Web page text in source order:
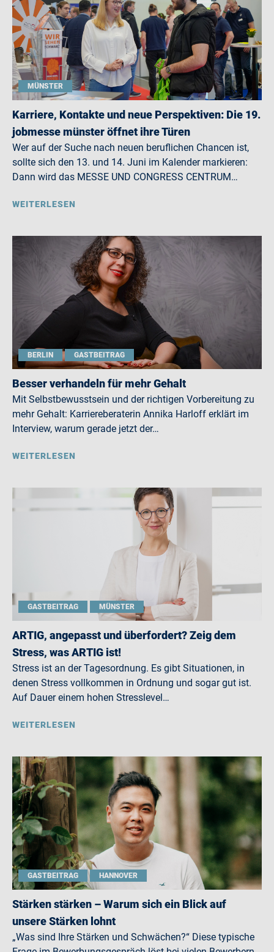
MÜNSTER
Karriere, Kontakte und neue Perspektiven: Die 19.
jobmesse münster öffnet ihre Türen
Wer auf der Suche nach neuen beruflichen Chancen ist,
sollte sich den 13. und 14. Juni im Kalender markieren:
Dann wird das MESSE UND CONGRESS CENTRUM…
WEITERLESEN
BERLIN GASTBEITRAG
Besser verhandeln für mehr Gehalt
Mit Selbstbewusstsein und der richtigen Vorbereitung zu
mehr Gehalt: Karriereberaterin Annika Harloff erklärt im
Interview, warum gerade jetzt der…
WEITERLESEN
GASTBEITRAG MÜNSTER
ARTIG, angepasst und überfordert? Zeig dem
Stress, was ARTIG ist!
Stress ist an der Tagesordnung. Es gibt Situationen, in
denen Stress vollkommen in Ordnung und sogar gut ist.
Auf Dauer einem hohen Stresslevel…
WEITERLESEN
GASTBEITRAG HANNOVER
Stärken stärken – Warum sich ein Blick auf
unsere Stärken lohnt
„Was sind Ihre Stärken und Schwächen?“ Diese typische